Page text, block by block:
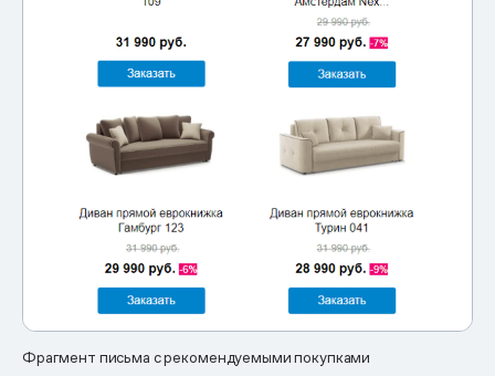
Фрагмент письма с рекомендуемыми покупками